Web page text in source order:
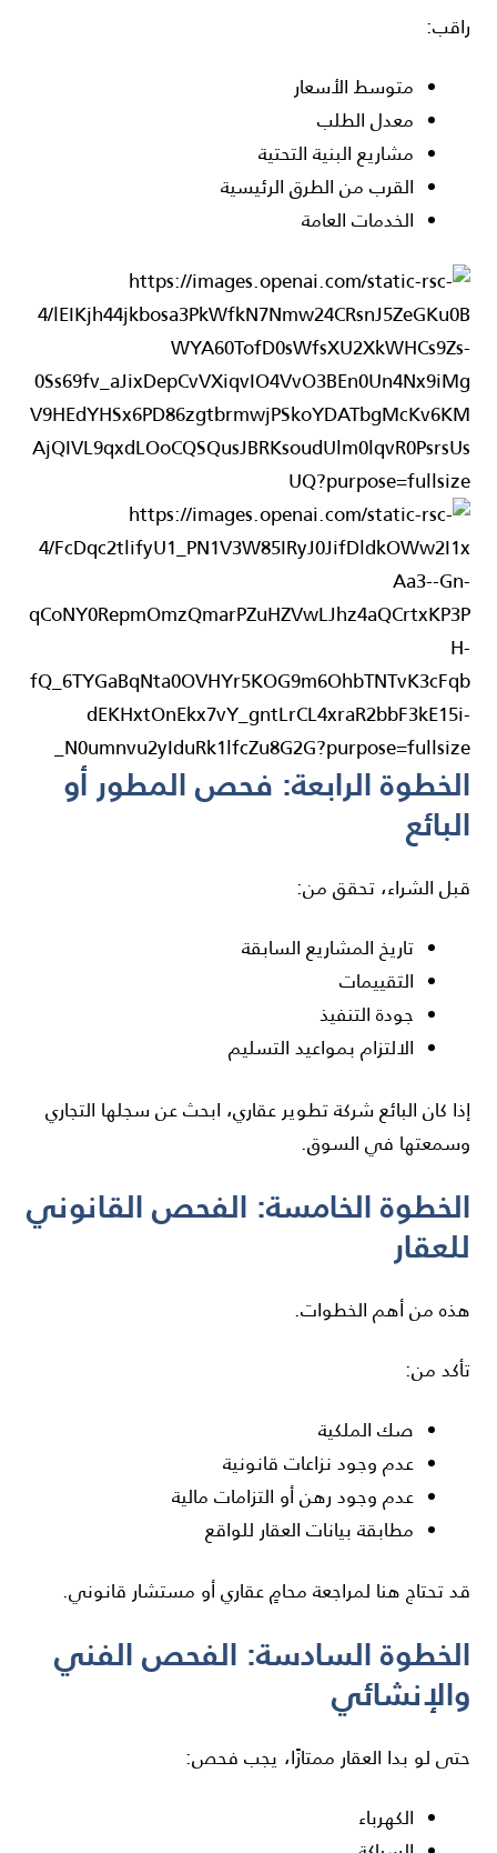
راقب:
متوسط الأسعار
معدل الطلب
مشاريع البنية التحتية
القرب من الطرق الرئيسية
الخدمات العامة
الخطوة الرابعة: فحص المطور أو
البائع
قبل الشراء، تحقق من:
تاريخ المشاريع السابقة
التقييمات
جودة التنفيذ
الالتزام بمواعيد التسليم
إذا كان البائع شركة تطوير عقاري، ابحث عن سجلها التجاري
وسمعتها في السوق.
الخطوة الخامسة: الفحص القانوني
للعقار
هذه من أهم الخطوات.
تأكد من:
صك الملكية
عدم وجود نزاعات قانونية
عدم وجود رهن أو التزامات مالية
مطابقة بيانات العقار للواقع
قد تحتاج هنا لمراجعة محامٍ عقاري أو مستشار قانوني.
الخطوة السادسة: الفحص الفني
والإنشائي
حتى لو بدا العقار ممتازًا، يجب فحص:
الكهرباء